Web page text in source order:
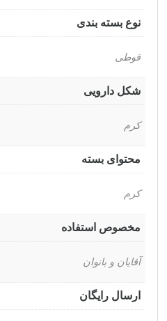
نوع بسته بندی
قوطی
شکل دارویی
کرم
محتوای بسته
کرم
مخصوص استفاده
آقایان و بانوان
ارسال رایگان